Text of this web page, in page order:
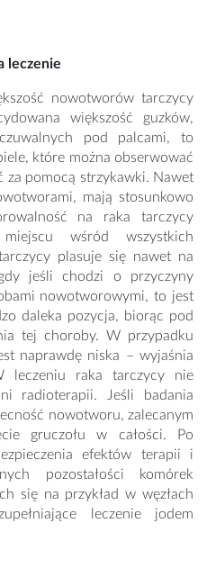
leczenie
nowotworów tarczycy
większość guzków,
pod palcami, to
które można obserwować
za pomocą strzykawki. Nawet
mają stosunkowo
na raka tarczycy
wśród wszystkich
plasuje się nawet na
jeśli chodzi o przyczyny
nowotworowymi, to jest
daleka pozycja, biorąc pod
tej choroby. W przypadku
naprawdę niska – wyjaśnia
leczeniu raka tarczycy nie
radioterapii. Jeśli badania
nowotworu, zalecanym
gruczołu w całości. Po
efektów terapii i
pozostałości komórek
się na przykład w węzłach
leczenie jodem